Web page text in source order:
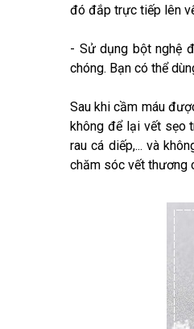
đó đắp trực tiếp lên
- Sử dụng bột nghệ
chóng. Bạn có thể
Sau khi cầm máu
không để lại vết sẹo
rau cá diếp,... và
chăm sóc vết thương